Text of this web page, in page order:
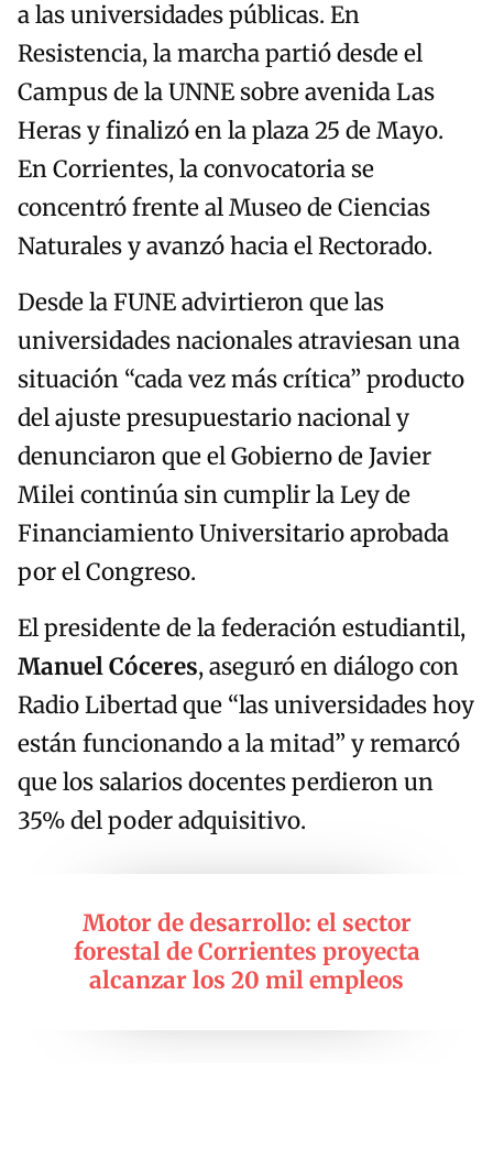
a las universidades públicas. En
Resistencia, la marcha partió desde el
Campus de la UNNE sobre avenida Las
Heras y finalizó en la plaza 25 de Mayo.
En Corrientes, la convocatoria se
concentró frente al Museo de Ciencias
Naturales y avanzó hacia el Rectorado.
Desde la FUNE advirtieron que las
universidades nacionales atraviesan una
situación “cada vez más crítica” producto
del ajuste presupuestario nacional y
denunciaron que el Gobierno de Javier
Milei continúa sin cumplir la Ley de
Financiamiento Universitario aprobada
por el Congreso.
El presidente de la federación estudiantil,
Manuel Cóceres, aseguró en diálogo con
Radio Libertad que “las universidades hoy
están funcionando a la mitad” y remarcó
que los salarios docentes perdieron un
35% del poder adquisitivo.
Motor de desarrollo: el sector
forestal de Corrientes proyecta
alcanzar los 20 mil empleos